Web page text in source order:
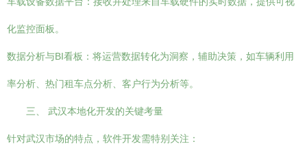
化监控面板。
数据分析与BI看板：将运营数据转化为洞察，辅助决策，如车辆利用
率分析、热门租车点分析、客户行为分析等。
三、 武汉本地化开发的关键考量
针对武汉市场的特点，软件开发需特别关注：